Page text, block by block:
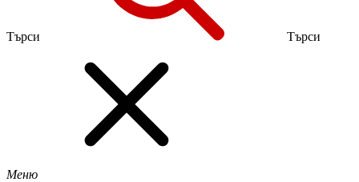
Търси Търси
Меню